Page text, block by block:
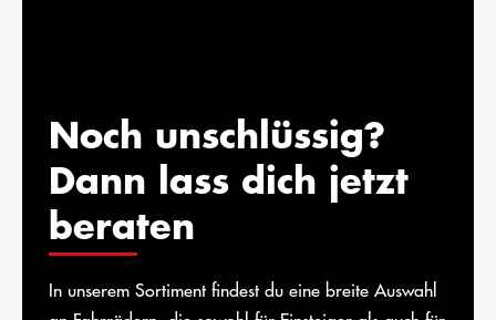
Noch unschlüssig?
Dann lass dich jetzt
beraten
In unserem Sortiment findest du eine breite Auswahl